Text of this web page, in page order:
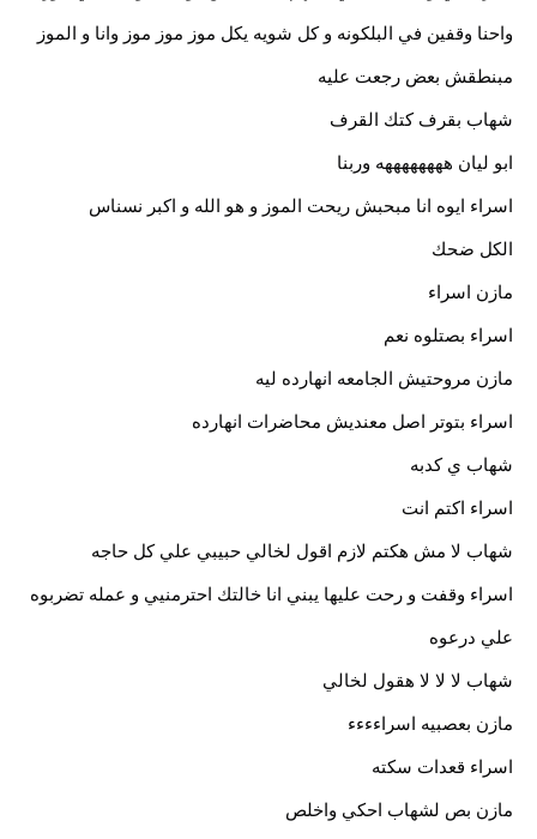
واحنا وقفين في البلكونه و كل شويه يكل موز موز موز وانا و الموز
مبنطقش بعض رجعت عليه
شهاب بقرف كتك القرف
ابو ليان ههههههههه وربنا
اسراء ايوه انا مبحبش ريحت الموز و هو الله و اكبر نسناس
الكل ضحك
مازن اسراء
اسراء بصتلوه نعم
مازن مروحتيش الجامعه انهارده ليه
اسراء بتوتر اصل معنديش محاضرات انهارده
شهاب ي كدبه
اسراء اكتم انت
شهاب لا مش هكتم لازم اقول لخالي حبيبي علي كل حاجه
اسراء وقفت و رحت عليها يبني انا خالتك احترمنيي و عمله تضربوه
علي درعوه
شهاب لا لا لا هقول لخالي
مازن بعصبيه اسراءءءء
اسراء قعدات سكته
مازن بص لشهاب احكي واخلص